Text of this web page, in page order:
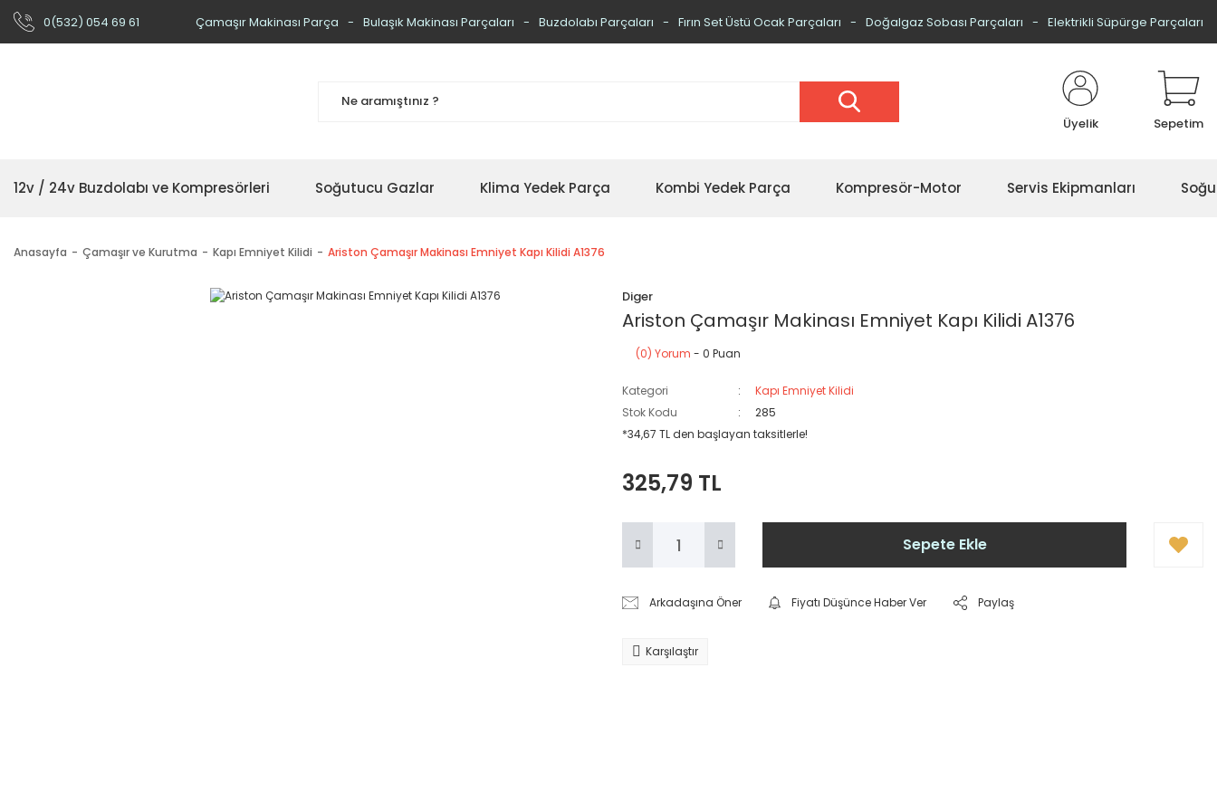
0(532) 054 69 61 Çamaşır Makinası Parça Bulaşık Makinası Parçaları Buzdolabı Parçaları Fırın Set Üstü Ocak Parçaları Doğalgaz Sobası Parçaları Elektrikli Süpürge Parçaları
Üyelik Sepetim
12v / 24v Buzdolabı ve Kompresörleri Soğutucu Gazlar Klima Yedek Parça Kombi Yedek Parça Kompresör-Motor Servis Ekipmanları
Anasayfa Çamaşır ve Kurutma Kapı Emniyet Kilidi Ariston Çamaşır Makinası Emniyet Kapı Kilidi A1376
Diger
Ariston Çamaşır Makinası Emniyet Kapı Kilidi A1376
(0) Yorum - 0 Puan
Kategori
Kapı Emniyet Kilidi
Stok Kodu
285
*34,67 TL den başlayan taksitlerle!
325,79 TL
Sepete Ekle
Arkadaşına Öner Fiyatı Düşünce Haber Ver Paylaş
Karşılaştır